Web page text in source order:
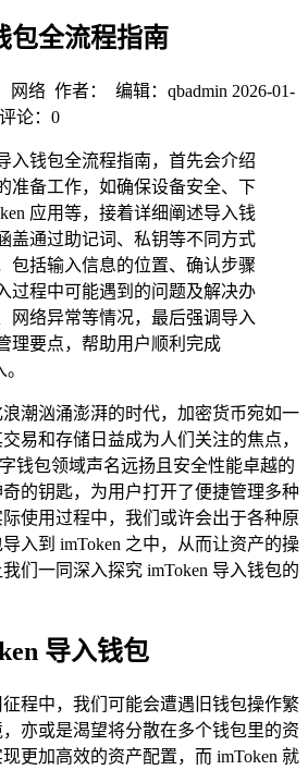
包全流程指南
网络 作者： 编辑：qbadmin 2026-01-
评论：0
入钱包全流程指南，首先会介绍
准备工作，如确保设备安全、下
应用等，接着详细阐述导入钱
盖通过助记词、私钥等不同方式
包括输入信息的位置、确认步骤
过程中可能遇到的问题及解决办
网络异常等情况，最后强调导入
理要点，帮助用户顺利完成
潮汹涌澎湃的时代，加密货币宛如一
易和存储日益成为人们关注的焦点，
钱包领域声名远扬且安全性能卓越的
的钥匙，为用户打开了便捷管理多种
使用过程中，我们或许会出于各种原
入到 imToken 之中，从而让资产的操
们一同深入探究 imToken 导入钱包的
导入钱包
程中，我们可能会遭遇旧钱包操作繁
亦或是渴望将分散在多个钱包里的资
更加高效的资产配置，而 imToken 就